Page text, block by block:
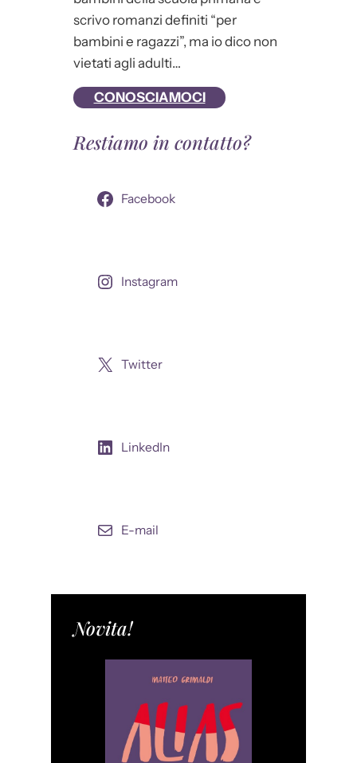
scrivo romanzi definiti “per
bambini e ragazzi”, ma io dico non
vietati agli adulti…
CONOSCIAMOCI
Restiamo in contatto?
Facebook
Instagram
Twitter
LinkedIn
E-mail
Novita!